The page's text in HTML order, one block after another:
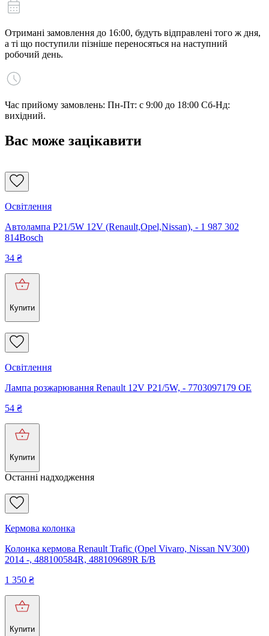
Отримані замовлення до 16:00, будуть відправлені того ж дня,
а ті що поступили пізніше переносяться на наступний
робочий день.
Час прийому замовлень: Пн-Пт: с 9:00 до 18:00 Сб-Нд:
вихідний.
Вас може зацікавити
Освітлення
Автолампа P21/5W 12V (Renault,Opel,Nissan), - 1 987 302
814Bosch
34 ₴
Купити
Освітлення
Лампа розжарювання Renault 12V P21/5W, - 7703097179 OE
54 ₴
Купити
Останні надходження
Кермова колонка
Колонка кермова Renault Trafic (Opel Vivaro, Nissan NV300)
2014 -, 488100584R, 488109689R Б/В
1 350 ₴
Купити